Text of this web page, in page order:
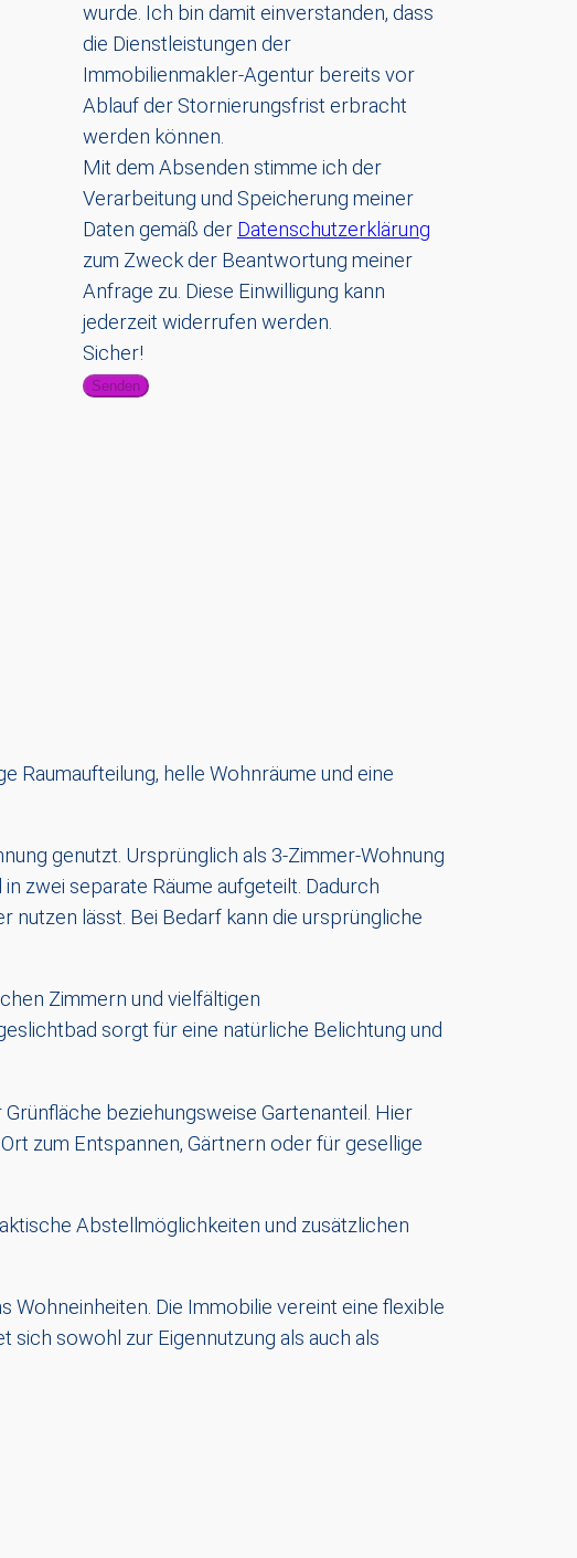
wurde. Ich bin damit einverstanden, dass
die Dienstleistungen der
Immobilienmakler-Agentur bereits vor
Ablauf der Stornierungsfrist erbracht
werden können.
Mit dem Absenden stimme ich der
Verarbeitung und Speicherung meiner
Daten gemäß der Datenschutzerklärung
zum Zweck der Beantwortung meiner
Anfrage zu. Diese Einwilligung kann
jederzeit widerrufen werden.
Sicher!
Senden
helle Wohnräume und eine
genutzt. Ursprünglich als 3-Zimmer-Wohnung
zwei separate Räume aufgeteilt. Dadurch
nutzen lässt. Bei Bedarf kann die ursprüngliche
Zimmern und vielfältigen
sorgt für eine natürliche Belichtung und
beziehungsweise Gartenanteil. Hier
zum Entspannen, Gärtnern oder für gesellige
Abstellmöglichkeiten und zusätzlichen
Wohneinheiten. Die Immobilie vereint eine flexible
sich sowohl zur Eigennutzung als auch als